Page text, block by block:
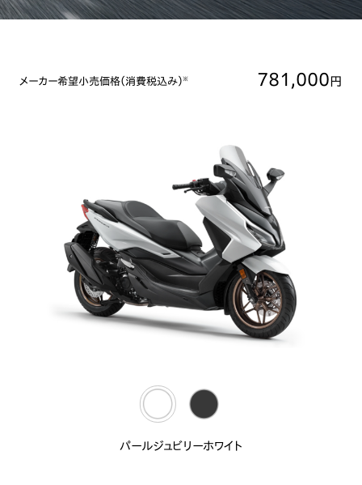
メーカー希望小売価格（消費税込み）※ 781,000円
パールジュビリーホワイト